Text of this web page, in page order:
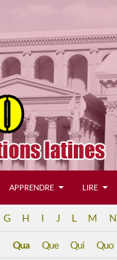
APPRENDRE LIRE
G H I J L M N
Qua Que Qui Quo